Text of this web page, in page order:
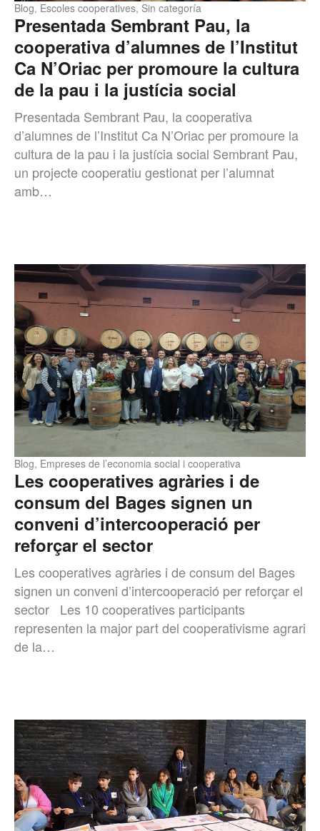
Presentada Sembrant Pau, la
cooperativa d’alumnes de l’Institut
Ca N’Oriac per promoure la cultura
de la pau i la justícia social
Blog, Escoles cooperatives, Sin categoría
Presentada Sembrant Pau, la cooperativa
d’alumnes de l’Institut Ca N’Oriac per promoure la
cultura de la pau i la justícia social Sembrant Pau,
un projecte cooperatiu gestionat per l’alumnat
amb…
Les cooperatives agràries i de
consum del Bages signen un
conveni d’intercooperació per
reforçar el sector
Blog, Empreses de l’economia social i cooperativa
Les cooperatives agràries i de consum del Bages
signen un conveni d’intercooperació per reforçar el
sector Les 10 cooperatives participants
representen la major part del cooperativisme agrari
de la…